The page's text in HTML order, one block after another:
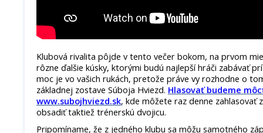
Klubová rivalita pôjde v tento večer bokom, na prvom
rôzne ďalšie kúsky, ktorými budú najlepší hráči zabávať
moc je vo vašich rukách, pretože práve vy rozhodne o
základnej zostave Súboja Hviezd. Hlasovať budeme
www.subojhviezd.sk, kde môžete raz denne zahlasovať
obsadiť taktiež trénerskú dvojicu.
Pripomíname, že z jedného klubu sa môžu samotného